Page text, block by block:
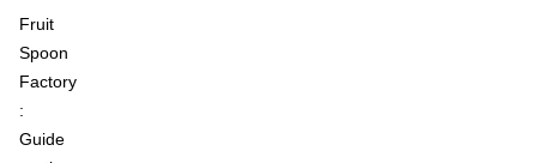
Fruit
Spoon
Factory
:
Guide